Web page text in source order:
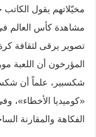
مخيّلاتهم يقول
مشاهدة كأس العالم
تصوير يرقى لثقافة
المؤرخون أن اللعبة
شكسبير، علماً أن
«كوميديا الأخطاء»،
الفكاهة والمقارنة